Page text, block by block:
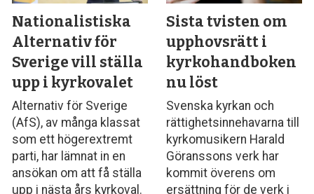
Nationalistiska
Alternativ för
Sverige vill ställa
upp i kyrkovalet
Alternativ för Sverige
(AfS), av många klassat
som ett högerextremt
parti, har lämnat in en
ansökan om att få ställa
upp i nästa års kyrkoval.
Sista tvisten om
upphovsrätt i
kyrkohandboken
nu löst
Svenska kyrkan och
rättighetsinnehavarna till
kyrkomusikern Harald
Göranssons verk har
kommit överens om
ersättning för de verk i